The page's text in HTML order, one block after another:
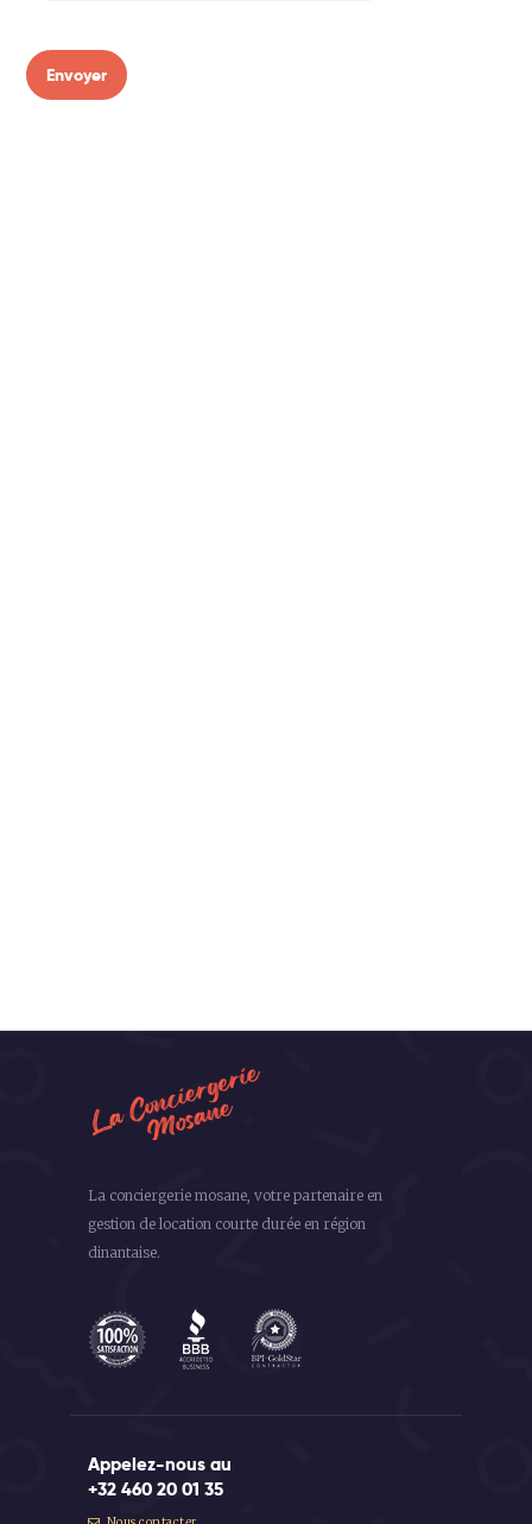
La conciergerie mosane, votre partenaire en
gestion de location courte durée en région
dinantaise.
Appelez-nous au
+32 460 20 01 35